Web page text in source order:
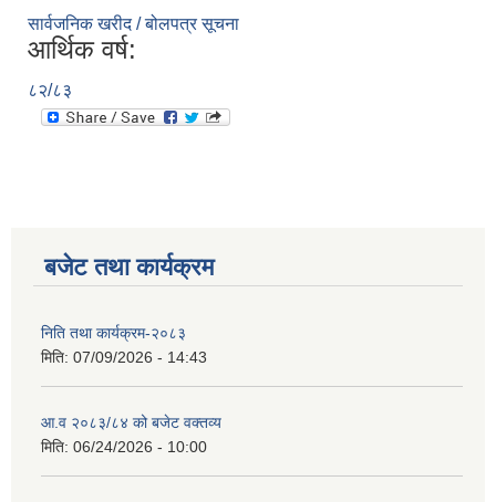
सार्वजनिक खरीद / बोलपत्र सूचना
आर्थिक वर्ष:
८२/८३
बजेट तथा कार्यक्रम
निति तथा कार्यक्रम-२०८३
मिति: 07/09/2026 - 14:43
आ.व २०८३/८४ को बजेट वक्तव्य
मिति: 06/24/2026 - 10:00